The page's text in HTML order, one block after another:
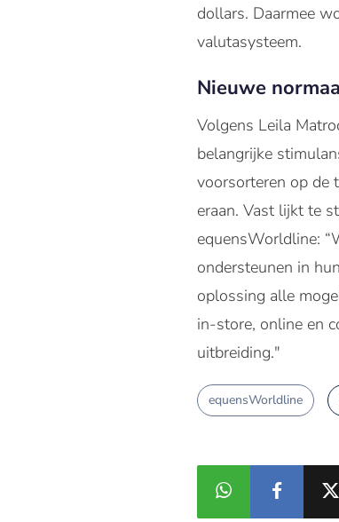
dollars. Daarmee
valutasysteem.
Nieuwe
Volgens Leila
belangrijke
voorsorteren op de
eraan. Vast lijkt te
equensWorldline:
ondersteunen in
oplossing alle
in-store, online en
uitbreiding."
equensWorldline